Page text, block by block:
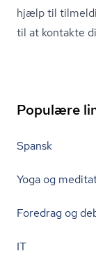
hjælp til
til at kontakte
Populære
Spansk
Yoga og
Foredrag og
IT